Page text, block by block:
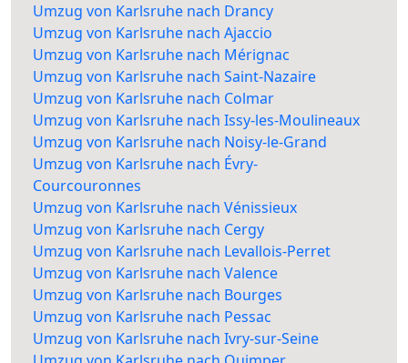
Umzug von Karlsruhe nach Drancy
Umzug von Karlsruhe nach Ajaccio
Umzug von Karlsruhe nach Mérignac
Umzug von Karlsruhe nach Saint-Nazaire
Umzug von Karlsruhe nach Colmar
Umzug von Karlsruhe nach Issy-les-Moulineaux
Umzug von Karlsruhe nach Noisy-le-Grand
Umzug von Karlsruhe nach Évry-
Courcouronnes
Umzug von Karlsruhe nach Vénissieux
Umzug von Karlsruhe nach Cergy
Umzug von Karlsruhe nach Levallois-Perret
Umzug von Karlsruhe nach Valence
Umzug von Karlsruhe nach Bourges
Umzug von Karlsruhe nach Pessac
Umzug von Karlsruhe nach Ivry-sur-Seine